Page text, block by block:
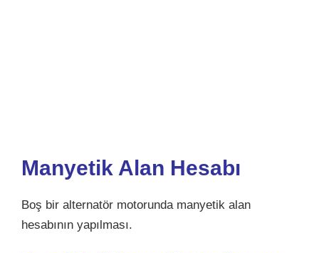
Manyetik Alan Hesabı
Boş bir alternatör motorunda manyetik alan
hesabının yapılması.